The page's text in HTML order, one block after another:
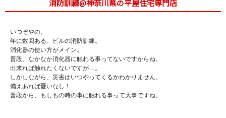
消防訓練@神奈川県の平屋住宅専門店
いつぞやの。
年に数回ある、ビルの消防訓練。
消化器の使い方がメイン。
普段、なかなか消化器に触れる事ってないですからね。
出来れば触れたくないですが…。
しかしながら、災害はいつやってくるかわかりません。
備えあれば憂いなし！
普段から、もしもの時の事に触れる事って大事ですね。